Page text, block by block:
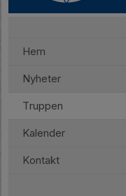
Hem
Nyheter
Truppen
Kalender
Kontakt